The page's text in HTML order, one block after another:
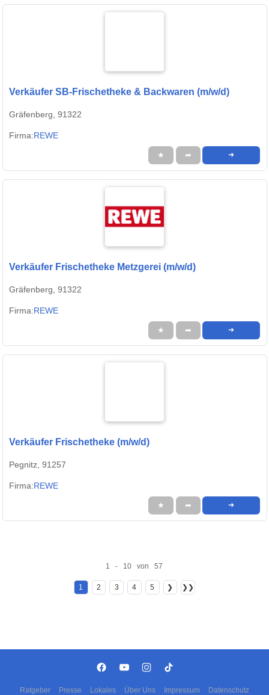
Verkäufer SB-Frischetheke & Backwaren (m/w/d)
Gräfenberg, 91322
Firma:REWE
★ ➦ ➜
Verkäufer Frischetheke Metzgerei (m/w/d)
Gräfenberg, 91322
Firma:REWE
★ ➦ ➜
Verkäufer Frischetheke (m/w/d)
Pegnitz, 91257
Firma:REWE
★ ➦ ➜
1 - 10 von 57
1 2 3 4 5 ❯ ❯❯
Ratgeber Presse Lokales Über Uns Impressum Datenschutz